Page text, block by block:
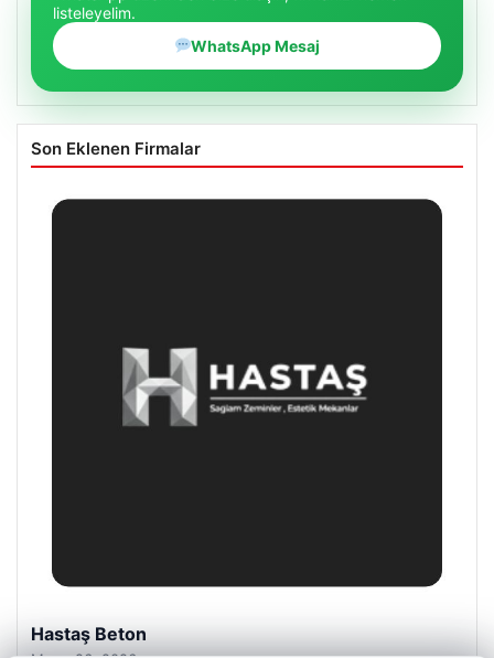
listeleyelim.
WhatsApp Mesaj
Son Eklenen Firmalar
Enes Kaplan Avukatlık Bürosu